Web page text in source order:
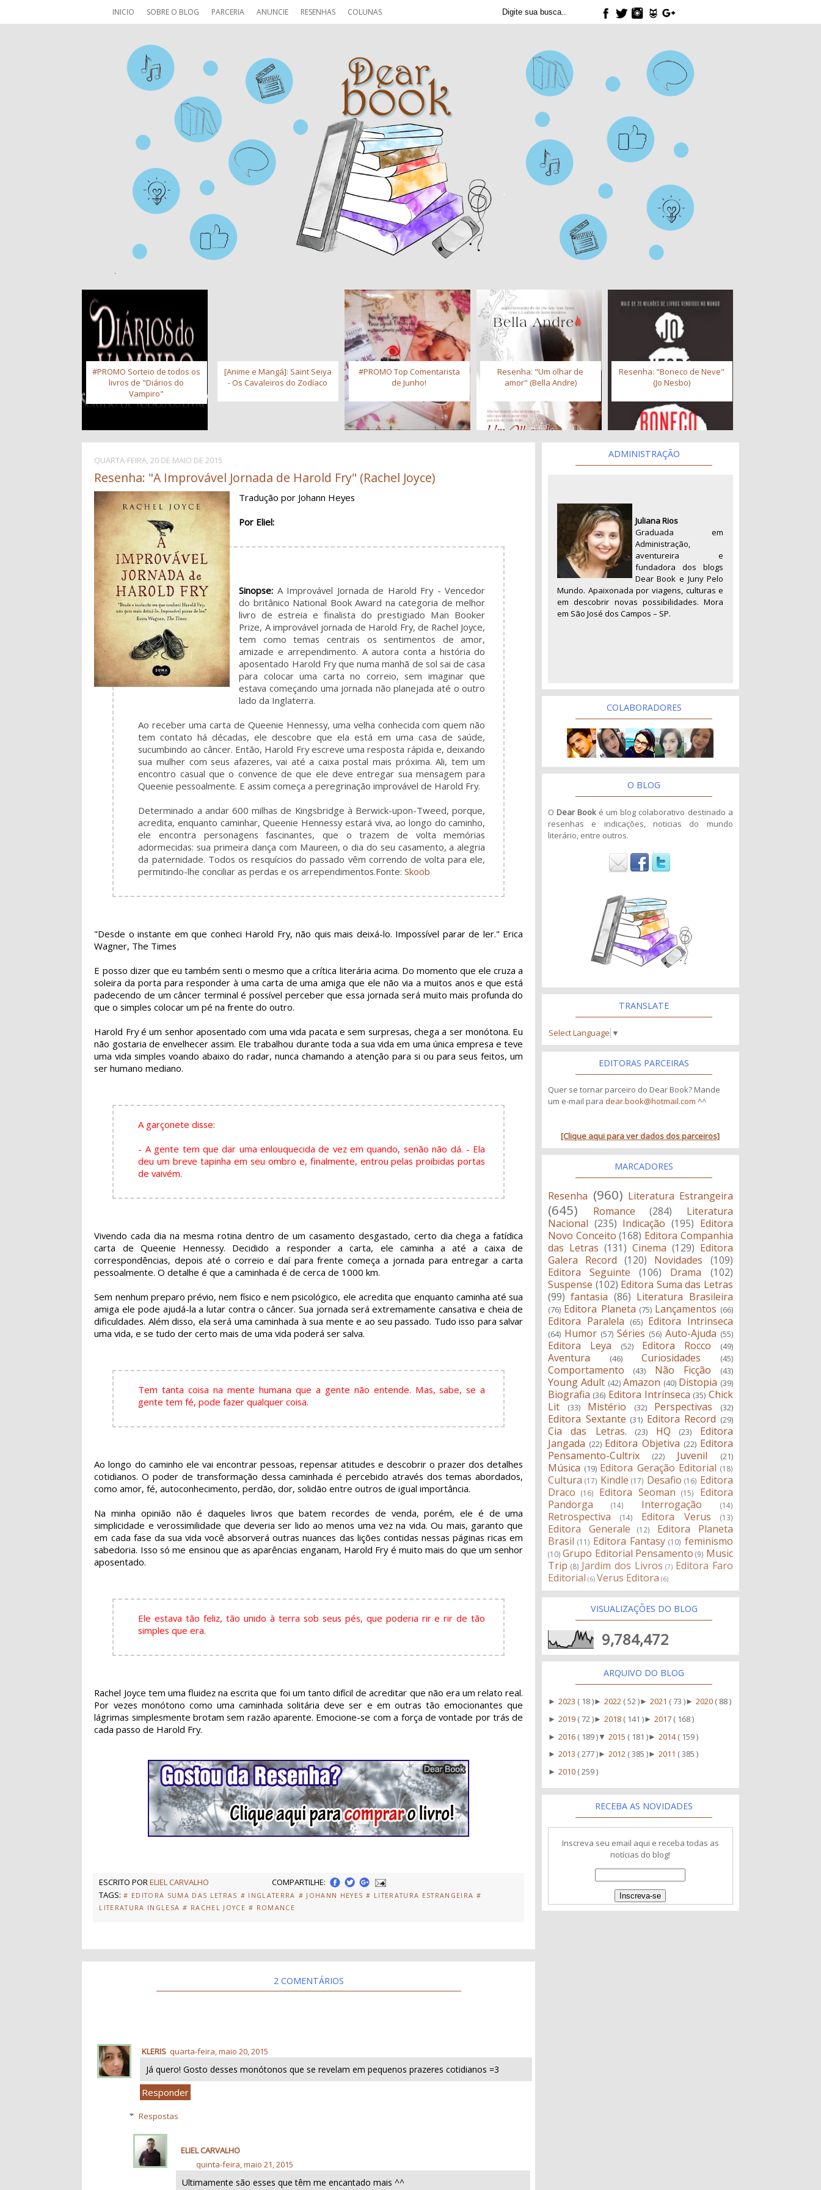
INICIO SOBRE O BLOG PARCERIA ANUNCIE RESENHAS COLUNAS
#PROMO Sorteio de todos os
livros de "Diários do
Vampiro"
[Anime e Mangá]: Saint Seiya
- Os Cavaleiros do Zodíaco
#PROMO Top Comentarista
de Junho!
Resenha: "Um olhar de
amor" (Bella Andre)
Resenha: "Boneco de Neve"
(Jo Nesbo)
QUARTA-FEIRA, 20 DE MAIO DE 2015
Resenha: "A Improvável Jornada de Harold Fry" (Rachel Joyce)
Tradução por Johann Heyes
Por Eliel:
Sinopse: A Improvável Jornada de Harold Fry - Vencedor
do britânico National Book Award na categoria de melhor
livro de estreia e finalista do prestigiado Man Booker
Prize, A improvável jornada de Harold Fry, de Rachel Joyce,
tem como temas centrais os sentimentos de amor,
amizade e arrependimento. A autora conta a história do
aposentado Harold Fry que numa manhã de sol sai de casa
para colocar uma carta no correio, sem imaginar que
estava começando uma jornada não planejada até o outro
lado da Inglaterra.
Ao receber uma carta de Queenie Hennessy, uma velha conhecida com quem não
tem contato há décadas, ele descobre que ela está em uma casa de saúde,
sucumbindo ao câncer. Então, Harold Fry escreve uma resposta rápida e, deixando
sua mulher com seus afazeres, vai até a caixa postal mais próxima. Ali, tem um
encontro casual que o convence de que ele deve entregar sua mensagem para
Queenie pessoalmente. E assim começa a peregrinação improvável de Harold Fry.
Determinado a andar 600 milhas de Kingsbridge à Berwick-upon-Tweed, porque,
acredita, enquanto caminhar, Queenie Hennessy estará viva, ao longo do caminho,
ele encontra personagens fascinantes, que o trazem de volta memórias
adormecidas: sua primeira dança com Maureen, o dia do seu casamento, a alegria
da paternidade. Todos os resquícios do passado vêm correndo de volta para ele,
permitindo-lhe conciliar as perdas e os arrependimentos.Fonte:Skoob
"Desde o instante em que conheci Harold Fry, não quis mais deixá-lo. Impossível parar de ler." Erica
Wagner, The Times
E posso dizer que eu também senti o mesmo que a crítica literária acima. Do momento que ele cruza a
soleira da porta para responder à uma carta de uma amiga que ele não via a muitos anos e que está
padecendo de um câncer terminal é possível perceber que essa jornada será muito mais profunda do
que o simples colocar um pé na frente do outro.
Harold Fry é um senhor aposentado com uma vida pacata e sem surpresas, chega a ser monótona. Eu
não gostaria de envelhecer assim. Ele trabalhou durante toda a sua vida em uma única empresa e teve
uma vida simples voando abaixo do radar, nunca chamando a atenção para si ou para seus feitos, um
ser humano mediano.
A garçonete disse:
- A gente tem que dar uma enlouquecida de vez em quando, senão não dá. - Ela
deu um breve tapinha em seu ombro e, finalmente, entrou pelas proibidas portas
de vaivém.
Vivendo cada dia na mesma rotina dentro de um casamento desgastado, certo dia chega a fatídica
carta de Queenie Hennessy. Decidido a responder a carta, ele caminha a até a caixa de
correspondências, depois até o correio e daí para frente começa a jornada para entregar a carta
pessoalmente. O detalhe é que a caminhada é de cerca de 1000 km.
Sem nenhum preparo prévio, nem físico e nem psicológico, ele acredita que enquanto caminha até sua
amiga ele pode ajudá-la a lutar contra o câncer. Sua jornada será extremamente cansativa e cheia de
dificuldades. Além disso, ela será uma caminhada à sua mente e ao seu passado. Tudo isso para salvar
uma vida, e se tudo der certo mais de uma vida poderá ser salva.
Tem tanta coisa na mente humana que a gente não entende. Mas, sabe, se a
gente tem fé, pode fazer qualquer coisa.
Ao longo do caminho ele vai encontrar pessoas, repensar atitudes e descobrir o prazer dos detalhes
cotidianos. O poder de transformação dessa caminhada é percebido através dos temas abordados,
como amor, fé, autoconhecimento, perdão, dor, solidão entre outros de igual importância.
Na minha opinião não é daqueles livros que batem recordes de venda, porém, ele é de uma
simplicidade e verossimilidade que deveria ser lido ao menos uma vez na vida. Ou mais, garanto que
em cada fase da sua vida você absorverá outras nuances das lições contidas nessas páginas ricas em
sabedoria. Isso só me ensinou que as aparências enganam, Harold Fry é muito mais do que um senhor
aposentado.
Ele estava tão feliz, tão unido à terra sob seus pés, que poderia rir e rir de tão
simples que era.
Rachel Joyce tem uma fluidez na escrita que foi um tanto difícil de acreditar que não era um relato real.
Por vezes monótono como uma caminhada solitária deve ser e em outras tão emocionantes que
lágrimas simplesmente brotam sem razão aparente. Emocione-se com a força de vontade por trás de
cada passo de Harold Fry.
ESCRITO PORELIEL CARVALHO
COMPARTILHE:
TAGS: # EDITORA SUMA DAS LETRAS # INGLATERRA # JOHANN HEYES # LITERATURA ESTRANGEIRA #
LITERATURA INGLESA # RACHEL JOYCE # ROMANCE
2 COMENTÁRIOS
KLERIS quarta-feira, maio 20, 2015
Já quero! Gosto desses monótonos que se revelam em pequenos prazeres cotidianos =3
Responder
Respostas
ELIEL CARVALHO
quinta-feira, maio 21, 2015
Ultimamente são esses que têm me encantado mais ^^
ADMINISTRAÇÃO
Juliana Rios
Graduada em
Administração,
aventureira e
fundadora dos blogs
Dear Book e Juny Pelo
Mundo. Apaixonada por viagens, culturas e
em descobrir novas possibilidades. Mora
em São José dos Campos – SP.
COLABORADORES
O BLOG
O Dear Book é um blog colaborativo destinado a
resenhas e indicações, noticias do mundo
literário, entre outros.
TRANSLATE
Select Language ▼
EDITORAS PARCEIRAS
Quer se tornar parceiro do Dear Book? Mande
um e-mail para dear.book@hotmail.com ^^
[Clique aqui para ver dados dos parceiros]
MARCADORES
Resenha (960) Literatura Estrangeira
(645) Romance (284)
Literatura
Nacional (235) Indicação (195) Editora
Novo Conceito (168) Editora Companhia
das Letras (131) Cinema (129) Editora
Galera Record
(120) Novidades
(109)
Editora Seguinte
(106) Drama
(102)
Suspense (102) Editora Suma das Letras
(99) fantasia (86) Literatura Brasileira
(76) Editora Planeta (75) Lançamentos (66)
Editora Paralela (65) Editora Intrinseca
(64) Humor (57) Séries (56) Auto-Ajuda (55)
Editora Leya (52) Editora Rocco (49)
Aventura (46) Curiosidades (45)
Comportamento (43) Não Ficção (43)
Young Adult (42) Amazon (40) Distopia (39)
Biografia (36) Editora Intrínseca (35) Chick
Lit
(33) Mistério (32) Perspectivas (32)
Editora Sextante (31) Editora Record (29)
Cia das Letras. (23) HQ (23)
Editora
Jangada (22) Editora Objetiva (22) Editora
Pensamento-Cultrix
(22) Juvenil (21)
Música (19) Editora Geração Editorial (18)
Cultura (17) Kindle (17) Desafio (16) Editora
Draco
(16) Editora Seoman (15)
Editora
Pandorga
(14) Interrogação (14)
Retrospectiva (14) Editora Verus (13)
Editora Generale (12)
Editora Planeta
Brasil (11) Editora Fantasy (10) feminismo
(10) Grupo Editorial Pensamento (9) Music
Trip (8) Jardim dos Livros (7) Editora Faro
Editorial (6) Verus Editora (6)
VISUALIZAÇÕES DO BLOG
9,784,472
ARQUIVO DO BLOG
►2023 ( 18 )►2022 ( 52 )►2021 ( 73 )►2020 ( 88 )
►2019 ( 72 )►2018 ( 141 )►2017 ( 168 )
►2016 ( 189 ) ▼2015 ( 181 )►2014( 159 )
►2013 ( 277 )►2012 ( 385 )►2011 ( 385 )
►2010 ( 259 )
RECEBA AS NOVIDADES
Inscreva seu email aqui e receba todas as
notícias do blog!